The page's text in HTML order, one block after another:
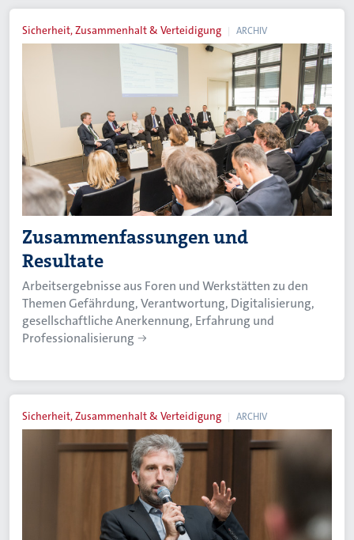
Sicherheit, Zusammenhalt & Verteidigung ARCHIV
Zusammenfassungen und
Resultate
Arbeitsergebnisse aus Foren und Werkstätten zu den
Themen Gefährdung, Verantwortung, Digitalisierung,
gesellschaftliche Anerkennung, Erfahrung und
Professionalisierung
Sicherheit, Zusammenhalt & Verteidigung ARCHIV